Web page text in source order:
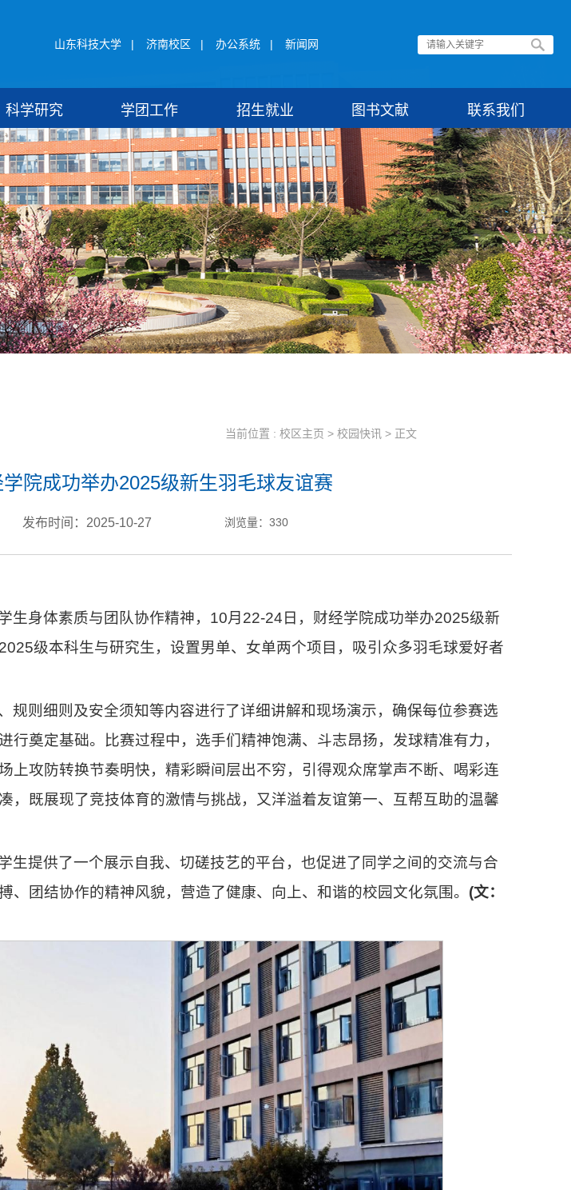
山东科技大学 | 济南校区 | 办公系统 | 新闻网
科学研究 学团工作 招生就业 图书文献 联系我们
当前位置 : 校区主页 > 校园快讯 > 正文
学院成功举办2025级新生羽毛球友谊赛
发布时间：2025-10-27 浏览量： 330
生身体素质与团队协作精神，10月22-24日，财经学院成功举办2025级新
级本科生与研究生，设置男单、女单两个项目，吸引众多羽毛球爱好者
规则细则及安全须知等内容进行了详细讲解和现场演示，确保每位参赛选
行奠定基础。比赛过程中，选手们精神饱满、斗志昂扬，发球精准有力，
上攻防转换节奏明快，精彩瞬间层出不穷，引得观众席掌声不断、喝彩连
，既展现了竞技体育的激情与挑战，又洋溢着友谊第一、互帮互助的温馨
生提供了一个展示自我、切磋技艺的平台，也促进了同学之间的交流与合
、团结协作的精神风貌，营造了健康、向上、和谐的校园文化氛围。 (文：